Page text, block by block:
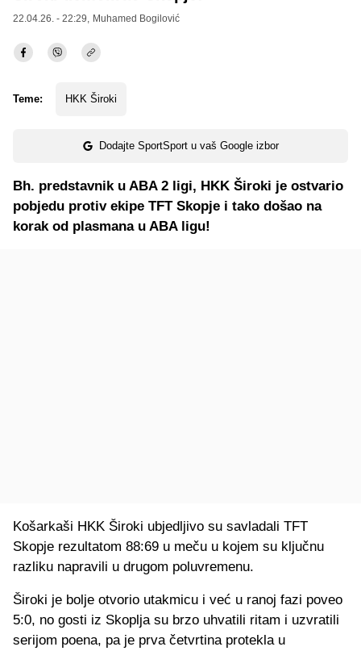
22.04.26. - 22:29, Muhamed Bogilović
Teme: HKK Široki
Dodajte SportSport u vaš Google izbor
Bh. predstavnik u ABA 2 ligi, HKK Široki je ostvario
pobjedu protiv ekipe TFT Skopje i tako došao na
korak od plasmana u ABA ligu!
Košarkaši HKK Široki ubjedljivo su savladali TFT
Skopje rezultatom 88:69 u meču u kojem su ključnu
razliku napravili u drugom poluvremenu.
Široki je bolje otvorio utakmicu i već u ranoj fazi poveo
5:0, no gosti iz Skoplja su brzo uhvatili ritam i uzvratili
serijom poena, pa je prva četvrtina protekla u